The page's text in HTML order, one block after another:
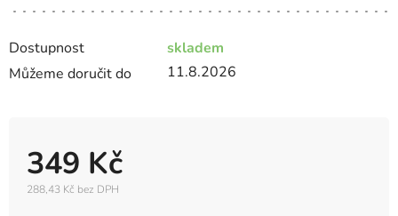
Dostupnost
skladem
Můžeme doručit do
11.8.2026
349 Kč
288,43 Kč bez DPH